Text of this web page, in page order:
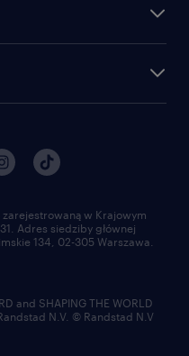
zarejestrowaną w Krajowym
Adres siedziby głównej
134, 02-305 Warszawa.
and SHAPING THE WORLD
N.V. © Randstad N.V